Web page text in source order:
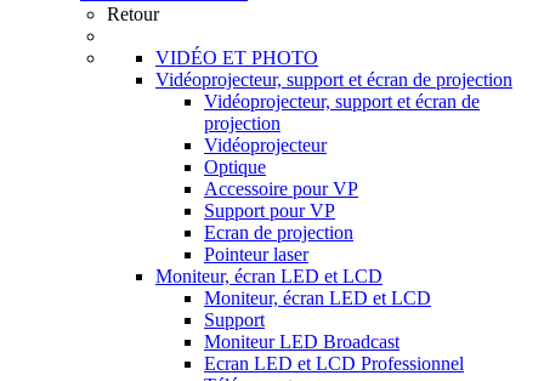
Retour
VIDÉO ET PHOTO
Vidéoprojecteur, support et écran de projection
Vidéoprojecteur, support et écran de
projection
Vidéoprojecteur
Optique
Accessoire pour VP
Support pour VP
Ecran de projection
Pointeur laser
Moniteur, écran LED et LCD
Moniteur, écran LED et LCD
Support
Moniteur LED Broadcast
Ecran LED et LCD Professionnel